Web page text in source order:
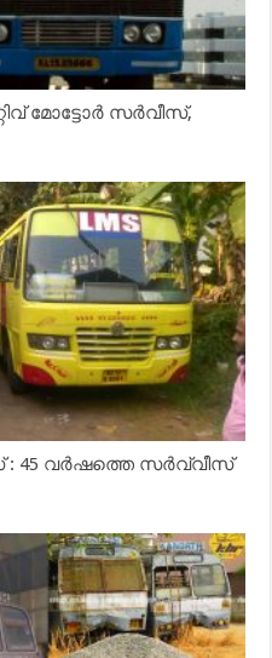
മോട്ടോര്‍ സര്‍വീസ്,
: 45 വർഷത്തെ സർവ്വീസ്